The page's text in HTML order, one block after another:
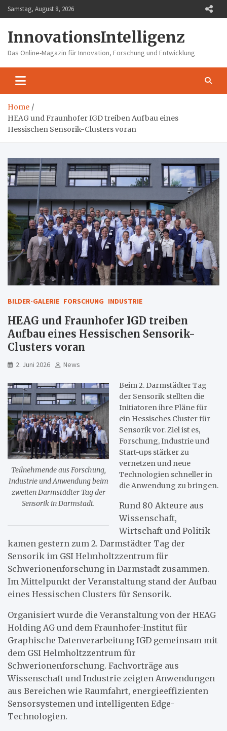
Skip
to
Samstag, August 8, 2026
InnovationsIntelligenz
Das Online-Magazin für Innovation, Forschung und Entwicklung
Home
HEAG und Fraunhofer IGD treiben Aufbau eines
Hessischen Sensorik-Clusters voran
BILDER-GALERIE FORSCHUNG INDUSTRIE
HEAG und Fraunhofer IGD treiben
Aufbau eines Hessischen Sensorik-
Clusters voran
2. Juni 2026 News
Teilnehmende aus Forschung,
Industrie und Anwendung beim
zweiten Darmstädter Tag der
Sensorik in Darmstadt.
Beim 2. Darmstädter Tag
der Sensorik stellten die
Initiatoren ihre Pläne für
ein Hessisches Cluster für
Sensorik vor. Ziel ist es,
Forschung, Industrie und
Start-ups stärker zu
vernetzen und neue
Technologien schneller in
die Anwendung zu bringen.
Rund 80 Akteure aus
Wissenschaft,
Wirtschaft und Politik
kamen gestern zum 2. Darmstädter Tag der
Sensorik im GSI Helmholtzzentrum für
Schwerionenforschung in Darmstadt zusammen.
Im Mittelpunkt der Veranstaltung stand der Aufbau
eines Hessischen Clusters für Sensorik.
Organisiert wurde die Veranstaltung von der HEAG
Holding AG und dem Fraunhofer-Institut für
Graphische Datenverarbeitung IGD gemeinsam mit
dem GSI Helmholtzzentrum für
Schwerionenforschung. Fachvorträge aus
Wissenschaft und Industrie zeigten Anwendungen
aus Bereichen wie Raumfahrt, energieeffizienten
Sensorsystemen und intelligenten Edge-
Technologien.